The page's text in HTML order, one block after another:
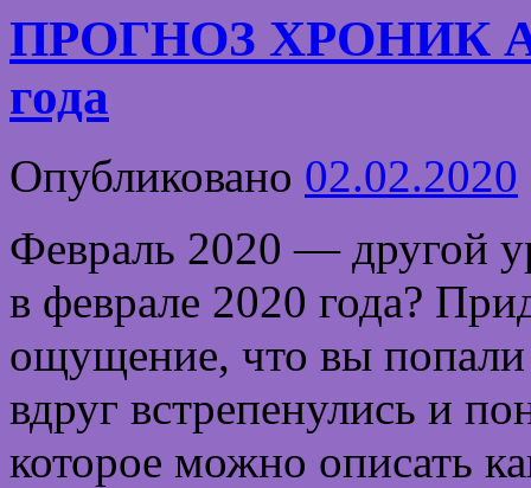
ПРОГНОЗ ХРОНИК
года
Опубликовано 02.02.2020
Февраль 2020 — другой
в феврале 2020 года?
ощущение, что вы попали
вдруг встрепенулись и
которое можно описать